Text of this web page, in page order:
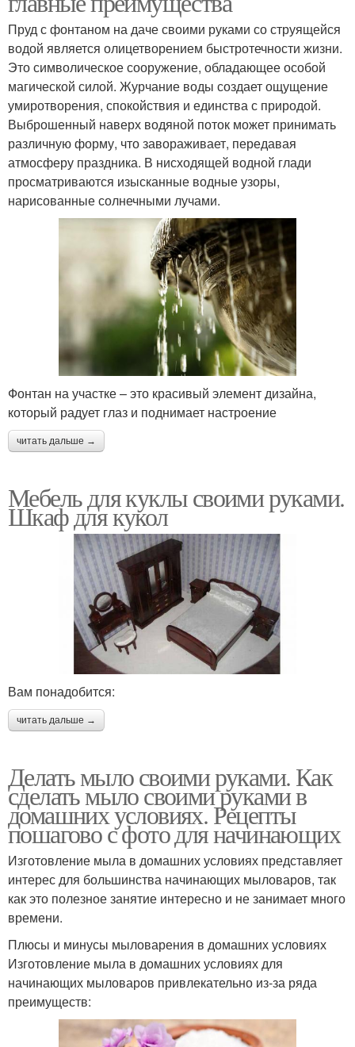
Пруд с фонтаном на даче своими руками со струящейся
водой является олицетворением быстротечности жизни.
Это символическое сооружение, обладающее особой
магической силой. Журчание воды создает ощущение
умиротворения, спокойствия и единства с природой.
Выброшенный наверх водяной поток может принимать
различную форму, что завораживает, передавая
атмосферу праздника. В нисходящей водной глади
просматриваются изысканные водные узоры,
нарисованные солнечными лучами.
Фонтан на участке – это красивый элемент дизайна,
который радует глаз и поднимает настроение
читать дальше →
Мебель для куклы своими руками.
Шкаф для кукол
Вам понадобится:
читать дальше →
Делать мыло своими руками. Как
сделать мыло своими руками в
домашних условиях. Рецепты
пошагово с фото для начинающих
Изготовление мыла в домашних условиях представляет
интерес для большинства начинающих мыловаров, так
как это полезное занятие интересно и не занимает много
времени.
Плюсы и минусы мыловарения в домашних условиях
Изготовление мыла в домашних условиях для
начинающих мыловаров привлекательно из-за ряда
преимуществ: